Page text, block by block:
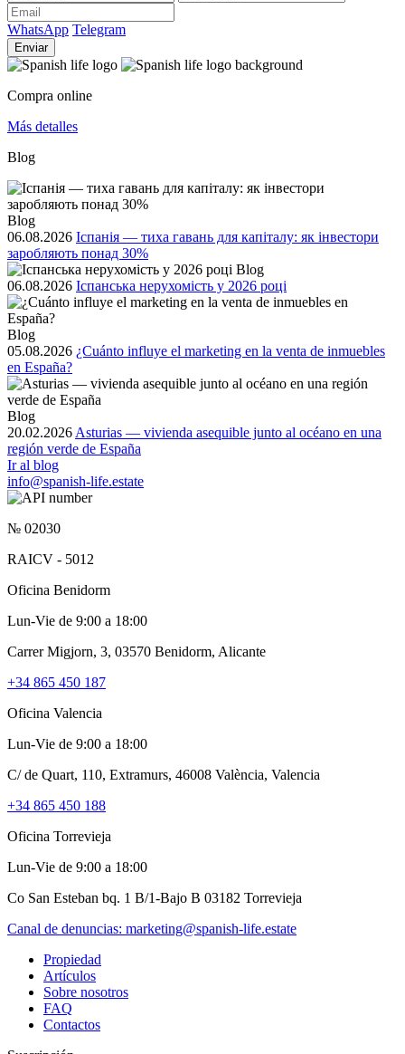
WhatsApp Telegram
Enviar
Compra online
Más detalles
Blog
Blog
06.08.2026 Іспанія — тиха гавань для капіталу: як інвестори
заробляють понад 30%
Blog
06.08.2026 Іспанська нерухомість у 2026 році
Blog
05.08.2026 ¿Cuánto influye el marketing en la venta de inmuebles
en España?
Blog
20.02.2026 Asturias — vivienda asequible junto al océano en una
región verde de España
Ir al blog
info@spanish-life.estate
№ 02030
RAICV - 5012
Oficina Benidorm
Lun-Vie de 9:00 a 18:00
Carrer Migjorn, 3, 03570 Benidorm, Alicante
+34 865 450 187
Oficina Valencia
Lun-Vie de 9:00 a 18:00
C/ de Quart, 110, Extramurs, 46008 València, Valencia
+34 865 450 188
Oficina Torrevieja
Lun-Vie de 9:00 a 18:00
Co San Esteban bq. 1 B/1-Bajo B 03182 Torrevieja
Canal de denuncias: marketing@spanish-life.estate
Propiedad
Artículos
Sobre nosotros
FAQ
Contactos